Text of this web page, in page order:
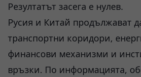
Резултатът засега е нулев.
Русия и Китай продължават
транспортни коридори,
финансови механизми и
връзки. По информацията,